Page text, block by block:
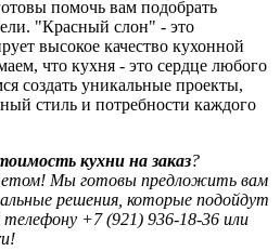
помочь вам подобрать
"Красный слон" - это
высокое качество кухонной
что кухня - это сердце любого
создать уникальные проекты,
стиль и потребности каждого
кухни на заказ?
Мы готовы предложить вам
решения, которые подойдут
+7 (921) 936-18-36 или